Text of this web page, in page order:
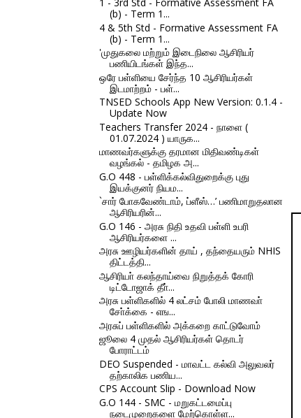
(b) - Term 1...
4 & 5th Std - Formative Assessment FA
(b) - Term 1...
'முதுகலை மற்றும் இடைநிலை ஆசிரியர்
பணியிடங்கள் இந்த...
ஒரே பள்ளியை சேர்ந்த 10 ஆசிரியர்கள்
இடமாற்றம் - பள்...
TNSED Schools App New Version: 0.1.4 -
Update Now
Teachers Transfer 2024 - நாளை (
01.07.2024 ) யாருக...
மாணவர்களுக்கு தரமான மிதிவண்டிகள்
வழங்கல் - தமிழக அ...
G.O 448 - பள்ளிக்கல்விதுறைக்கு புது
இயக்குனர் நியம...
`சார் போகவேண்டாம், ப்ளீஸ்…’ பணிமாறுதலான
ஆசிரியரின்...
G.O 146 - அரசு நிதி உதவி பள்ளி உபரி
ஆசிரியர்களை ...
அரசு ஊழியர்களின் தாய் , தந்தையரும் NHIS
திட்டத்தி...
ஆசிரியா் கலந்தாய்வை நிறுத்தக் கோரி
டிட்டோஜாக் தீா்...
அரசு பள்ளிகளில் 4 லட்சம் போலி மாணவா்
சோ்க்கை - எங...
அரசுப் பள்ளிகளில் அக்கறை காட்டுவோம்
ஜூலை 4 முதல் ஆசிரியர்கள் தொடர்
போராட்டம்
DEO Suspended - மாவட்ட கல்வி அலுவலர்
தற்காலிக பணிய...
CPS Account Slip - Download Now
G.O 144 - SMC - மறுகட்டமைப்பு
நடைமுறைகளை மேற்கொள்ள...